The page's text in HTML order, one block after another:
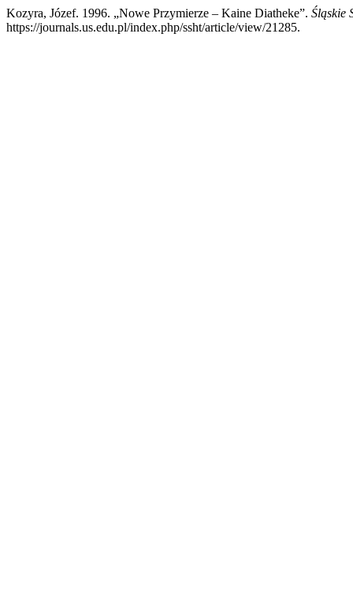
Kozyra, Józef. 1996. „Nowe Przymierze – Kaine Diatheke”. Śląskie
https://journals.us.edu.pl/index.php/ssht/article/view/21285.